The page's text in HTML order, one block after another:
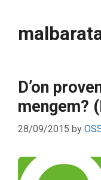
D’on
mengem?
28/09/2015 by